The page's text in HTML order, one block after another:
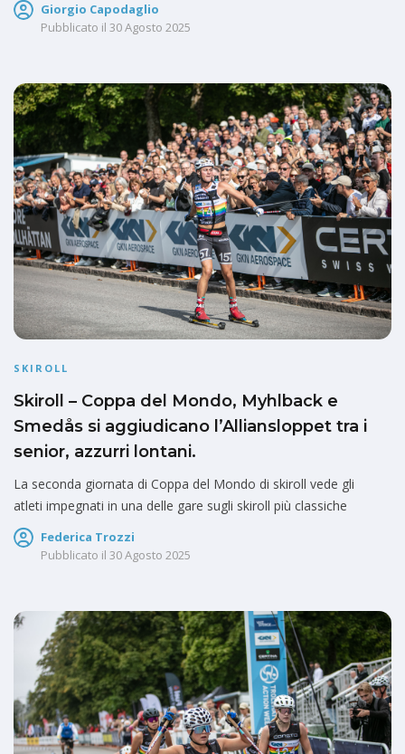
Giorgio Capodaglio
Pubblicato il 30 Agosto 2025
SKIROLL
Skiroll – Coppa del Mondo, Myhlback e
Smedås si aggiudicano l’Alliansloppet tra i
senior, azzurri lontani.
La seconda giornata di Coppa del Mondo di skiroll vede gli
atleti impegnati in una delle gare sugli skiroll più classiche
Federica Trozzi
Pubblicato il 30 Agosto 2025